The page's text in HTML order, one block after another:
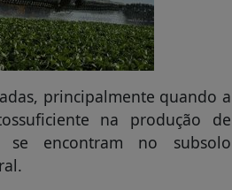
principalmente quando a
na produção de
se encontram no subsolo